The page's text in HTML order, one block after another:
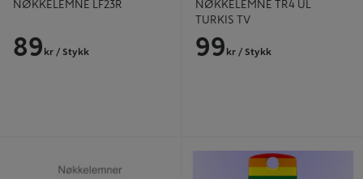
NØKKELEMNE LF23R
89 kr / Stykk
NØKKELEMNE TR4 UL
TURKIS TV
99 kr / Stykk